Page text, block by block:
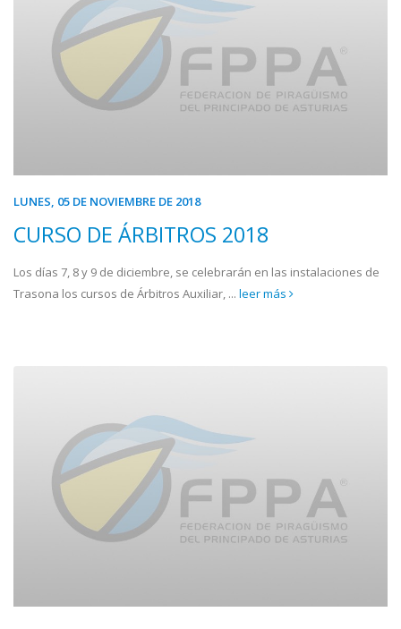
LUNES, 05 DE NOVIEMBRE DE 2018
CURSO DE ÁRBITROS 2018
Los días 7, 8 y 9 de diciembre, se celebrarán en las instalaciones de
Trasona los cursos de Árbitros Auxiliar, ... leer más